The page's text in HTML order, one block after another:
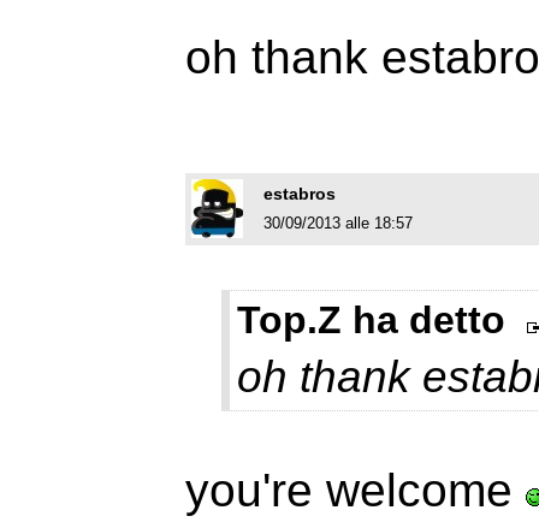
oh thank
estabros
30/09/2013 alle 18:57
Top.Z ha detto
oh thank
you're welcome